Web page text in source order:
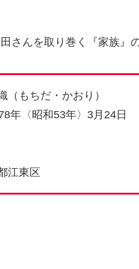
さんを取り巻く『家族』
（もちだ・かおり）
年〈昭和53年〉3月24日
江東区